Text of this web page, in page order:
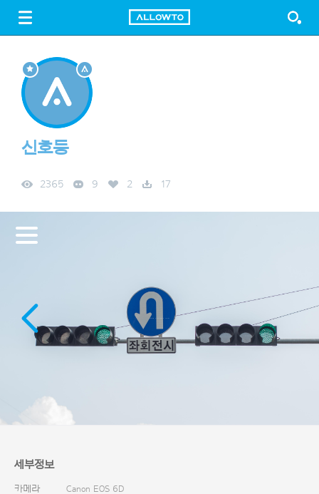
FREE DOWNLOAD
신호등
2365 9 2 17
세부정보
카메라
Canon EOS 6D